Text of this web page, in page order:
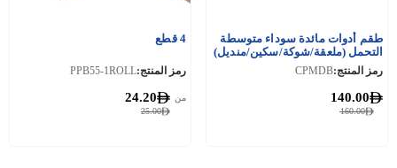
طقم أدوات مائدة سوداء متوسطة
التحمل (ملعقة/شوكة/سكين/منديل)
500 قطعة
رمز المنتج:CPMDB
160.00
140.00
4 قطع
رمز المنتج:PPB55-1ROLL
25.00
من 24.20